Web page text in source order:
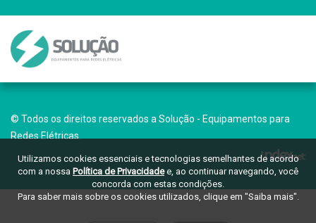
© Todos os direitos reservados a Solução - Equipamentos para
Redes Elétricas.
Utilizamos cookies essenciais e tecnologias semelhantes de acordo
com a nossa Política de Privacidadee, ao continuar navegando, você
concorda com estas condições.
Para saber mais sobre os cookies utilizados, clique em "Saiba mais".